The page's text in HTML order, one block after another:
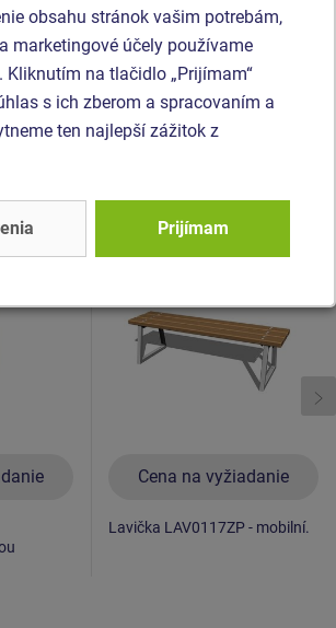
Odpadkový kôš so strieškou
OKN0020SD.
tovar
Lavička LAV0117ZP
(mobilní)
Cena na vyžiadanie
Lavička LAV0117ZP - mobilní.
obsahu stránok vašim potrebám,
marketingové účely používame
Kliknutím na tlačidlo „Prijímam“
s ich zberom a spracovaním a
ten najlepší zážitok z
Prijímam